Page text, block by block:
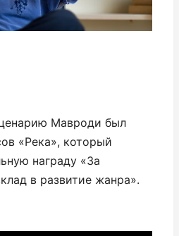
Мавроди был
«Река», который
награду «За
в развитие жанра».